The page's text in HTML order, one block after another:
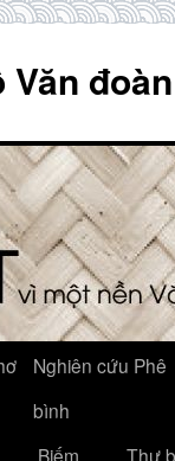
Văn
Nghiên cứu Phê
bình
Biếm
Thư